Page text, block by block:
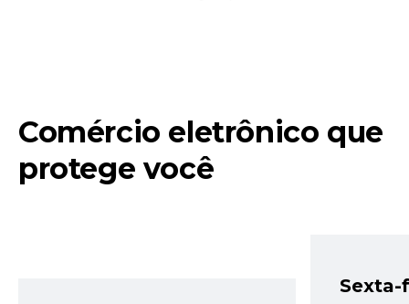
Comércio eletrônico que
protege você
Sexta-